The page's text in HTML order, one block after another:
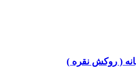
( روکش نقره )